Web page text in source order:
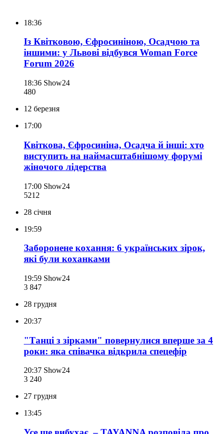
18:36
Із Квітковою, Єфросиніною, Осадчою та
іншими: у Львові відбувся Woman Force
Forum 2026
18:36 Show24
480
12 березня
17:00
Квіткова, Єфросиніна, Осадча й інші: хто
виступить на наймасштабнішому форумі
жіночого лідерства
17:00 Show24
521 2
28 січня
19:59
Заборонене кохання: 6 українських зірок,
які були коханками
19:59 Show24
3 847
28 грудня
20:37
"Танці з зірками" повернулися вперше за 4
роки: яка співачка відкрила спецефір
20:37 Show24
3 240
27 грудня
13:45